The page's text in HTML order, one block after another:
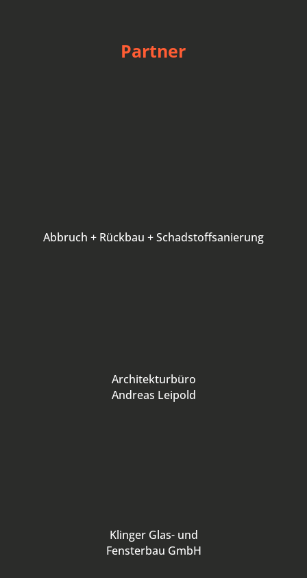
Partner
Abbruch + Rückbau + Schadstoffsanierung
Architekturbüro
Andreas Leipold
Klinger Glas- und
Fensterbau GmbH